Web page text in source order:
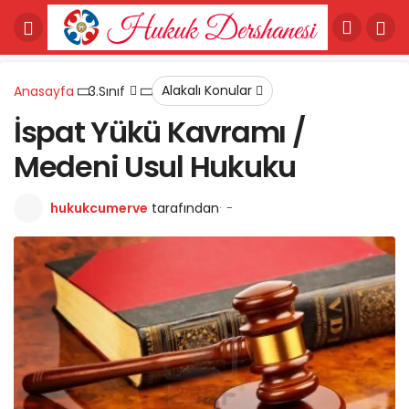
Anasayfa 3.Sınıf Alakalı Konular
İspat Yükü Kavramı /
Medeni Usul Hukuku
hukukcumerve tarafından -